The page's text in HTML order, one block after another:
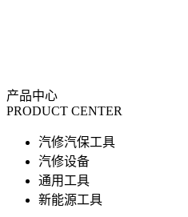
产品中心
PRODUCT CENTER
汽修汽保工具
汽修设备
通用工具
新能源工具